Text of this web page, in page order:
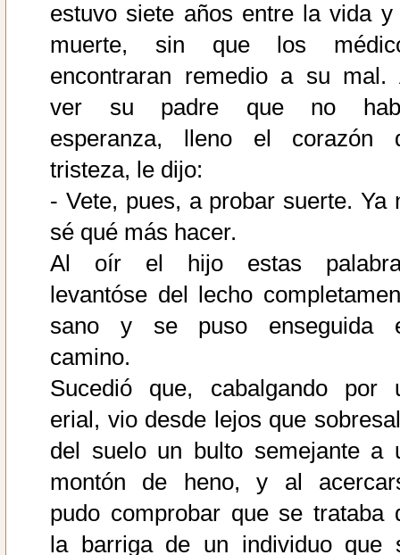
estuvo siete años entre la vida y
muerte, sin que los
encontraran remedio a su mal.
ver su padre que no
esperanza, lleno el corazón
tristeza, le dijo:
- Vete, pues, a probar suerte. Ya
sé qué más hacer.
Al oír el hijo estas
levantóse del lecho
sano y se puso enseguida
camino.
Sucedió que, cabalgando por
erial, vio desde lejos que
del suelo un bulto semejante a
montón de heno, y al
pudo comprobar que se trataba
la barriga de un individuo que